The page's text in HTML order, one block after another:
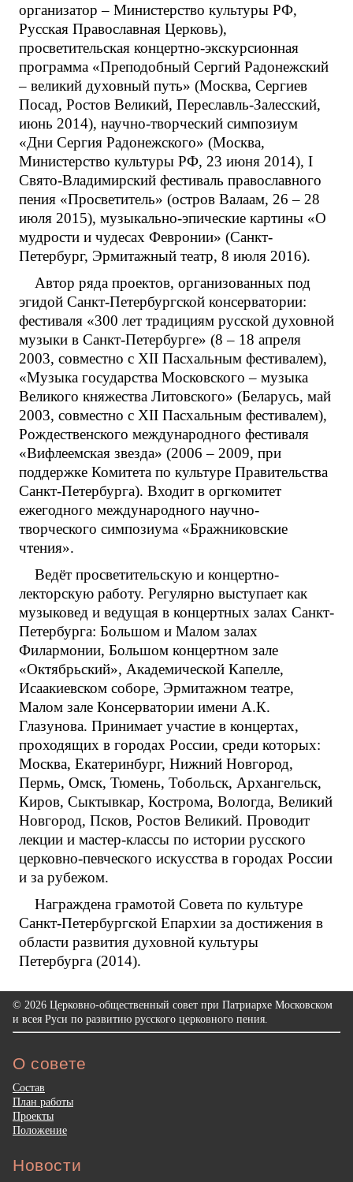
организатор – Министерство культуры РФ,
Русская Православная Церковь),
просветительская концертно-экскурсионная
программа «Преподобный Сергий Радонежский
– великий духовный путь» (Москва, Сергиев
Посад, Ростов Великий, Переславль-Залесский,
июнь 2014), научно-творческий симпозиум
«Дни Сергия Радонежского» (Москва,
Министерство культуры РФ, 23 июня 2014), I
Свято-Владимирский фестиваль православного
пения «Просветитель» (остров Валаам, 26 – 28
июля 2015), музыкально-эпические картины «О
мудрости и чудесах Февронии» (Санкт-
Петербург, Эрмитажный театр, 8 июля 2016).
Автор ряда проектов, организованных под
эгидой Санкт-Петербургской консерватории:
фестиваля «300 лет традициям русской духовной
музыки в Санкт-Петербурге» (8 – 18 апреля
2003, совместно с XII Пасхальным фестивалем),
«Музыка государства Московского – музыка
Великого княжества Литовского» (Беларусь, май
2003, совместно с XII Пасхальным фестивалем),
Рождественского международного фестиваля
«Вифлеемская звезда» (2006 – 2009, при
поддержке Комитета по культуре Правительства
Санкт-Петербурга). Входит в оргкомитет
ежегодного международного научно-
творческого симпозиума «Бражниковские
чтения».
Ведёт просветительскую и концертно-
лекторскую работу. Регулярно выступает как
музыковед и ведущая в концертных залах Санкт-
Петербурга: Большом и Малом залах
Филармонии, Большом концертном зале
«Октябрьский», Академической Капелле,
Исаакиевском соборе, Эрмитажном театре,
Малом зале Консерватории имени А.К.
Глазунова. Принимает участие в концертах,
проходящих в городах России, среди которых:
Москва, Екатеринбург, Нижний Новгород,
Пермь, Омск, Тюмень, Тобольск, Архангельск,
Киров, Сыктывкар, Кострома, Вологда, Великий
Новгород, Псков, Ростов Великий. Проводит
лекции и мастер-классы по истории русского
церковно-певческого искусства в городах России
и за рубежом.
Награждена грамотой Совета по культуре
Санкт-Петербургской Епархии за достижения в
области развития духовной культуры
Петербурга (2014).
© 2026 Церковно-общественный совет при Патриархе Московском
и всея Руси по развитию русского церковного пения.
О совете
Состав
План работы
Проекты
Положение
Новости